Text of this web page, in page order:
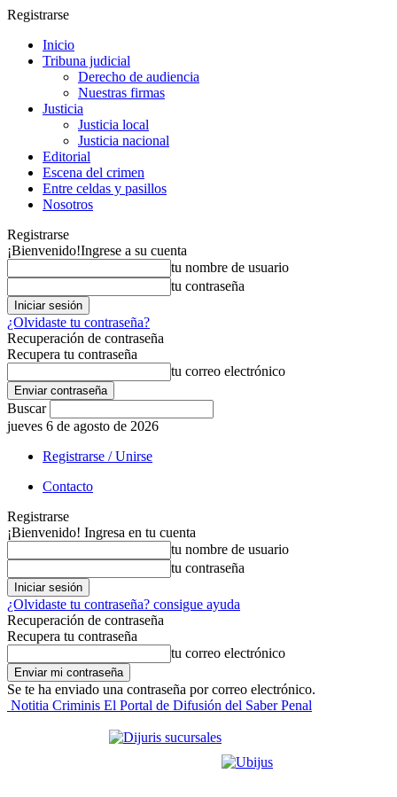
Registrarse
Inicio
Tribuna judicial
Derecho de audiencia
Nuestras firmas
Justicia
Justicia local
Justicia nacional
Editorial
Escena del crimen
Entre celdas y pasillos
Nosotros
Registrarse
¡Bienvenido!Ingrese a su cuenta
tu nombre de usuario
tu contraseña
¿Olvidaste tu contraseña?
Recuperación de contraseña
Recupera tu contraseña
tu correo electrónico
Buscar
jueves 6 de agosto de 2026
Registrarse / Unirse
Contacto
Registrarse
¡Bienvenido! Ingresa en tu cuenta
tu nombre de usuario
tu contraseña
¿Olvidaste tu contraseña? consigue ayuda
Recuperación de contraseña
Recupera tu contraseña
tu correo electrónico
Se te ha enviado una contraseña por correo electrónico.
Notitia Criminis El Portal de Difusión del Saber Penal